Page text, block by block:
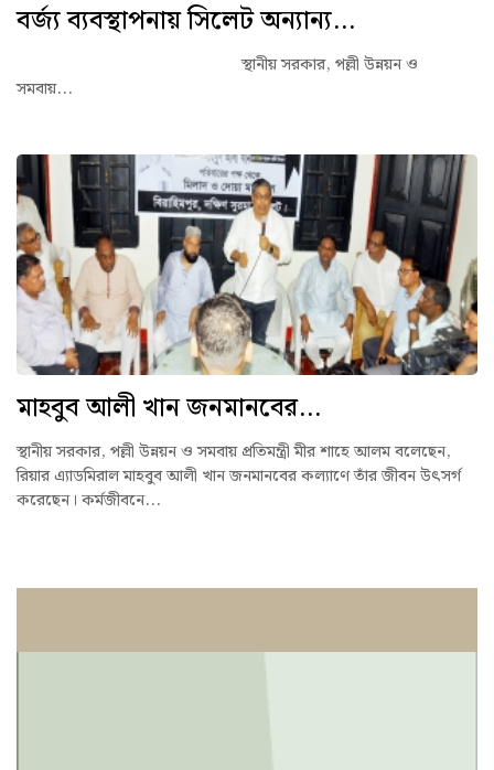
বর্জ্য ব্যবস্থাপনায় সিলেট অন্যান্য...
স্থানীয় সরকার, পল্লী উন্নয়ন ও
সমবায়...
মাহবুব আলী খান জনমানবের...
স্থানীয় সরকার, পল্লী উন্নয়ন ও সমবায় প্রতিমন্ত্রী মীর শাহে আলম বলেছেন,
রিয়ার এ্যাডমিরাল মাহবুব আলী খান জনমানবের কল্যাণে তাঁর জীবন উৎসর্গ
করেছেন। কর্মজীবনে...